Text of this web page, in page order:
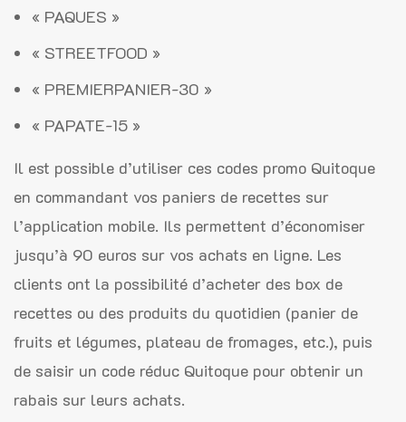
« PAQUES »
« STREETFOOD »
« PREMIERPANIER-30 »
« PAPATE-15 »
Il est possible d’utiliser ces codes promo Quitoque
en commandant vos paniers de recettes sur
l’application mobile. Ils permettent d’économiser
jusqu’à 90 euros sur vos achats en ligne. Les
clients ont la possibilité d’acheter des box de
recettes ou des produits du quotidien (panier de
fruits et légumes, plateau de fromages, etc.), puis
de saisir un code réduc Quitoque pour obtenir un
rabais sur leurs achats.